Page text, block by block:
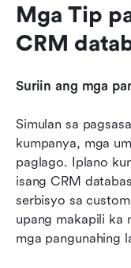
Mga Tip
CRM
Suriin ang mga
Simulan sa
kumpanya, mga
paglago. Iplano
isang CRM
serbisyo sa
upang makapili ka
mga pangunahing